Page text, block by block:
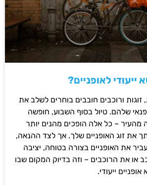
לאופניים?
זוגות ורוכבים חובבים בוחרים לשלב את
שלהם. טיול בסוף השבוע, חופשה
מהעיר – כל אלה הופכים מהנים יותר
את זוג האופניים שלך. אך לצד ההנאה,
את האופניים בצורה בטוחה, יציבה
או את הרוכבים – וזה בדיוק המקום שבו
ייעודי.